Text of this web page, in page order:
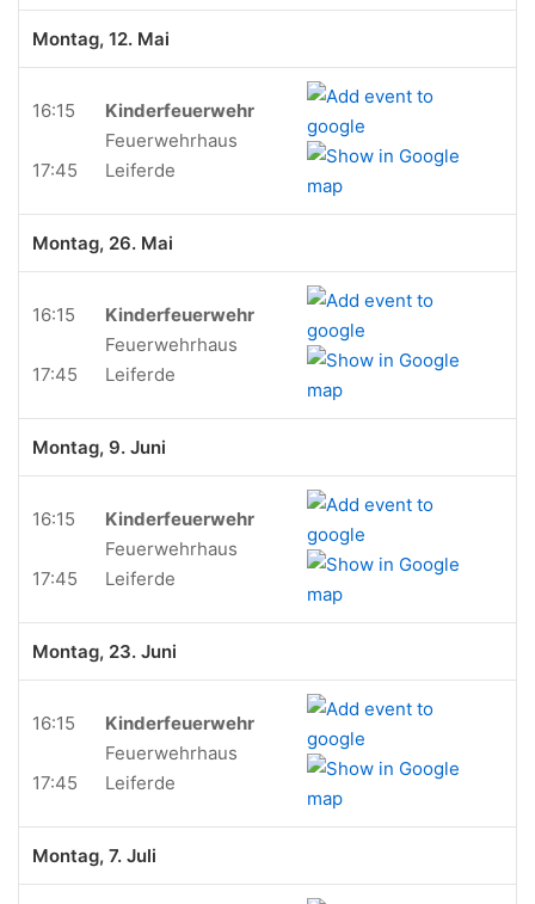
Montag, 12. Mai
16:15
17:45
Kinderfeuerwehr
Feuerwehrhaus
Leiferde
Montag, 26. Mai
16:15
17:45
Kinderfeuerwehr
Feuerwehrhaus
Leiferde
Montag, 9. Juni
16:15
17:45
Kinderfeuerwehr
Feuerwehrhaus
Leiferde
Montag, 23. Juni
16:15
17:45
Kinderfeuerwehr
Feuerwehrhaus
Leiferde
Montag, 7. Juli